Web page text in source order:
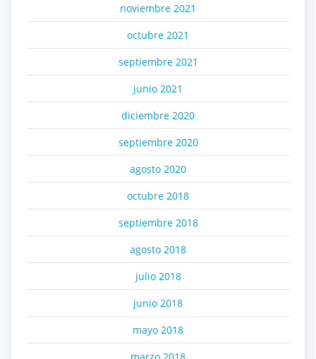
noviembre 2021
octubre 2021
septiembre 2021
junio 2021
diciembre 2020
septiembre 2020
agosto 2020
octubre 2018
septiembre 2018
agosto 2018
julio 2018
junio 2018
mayo 2018